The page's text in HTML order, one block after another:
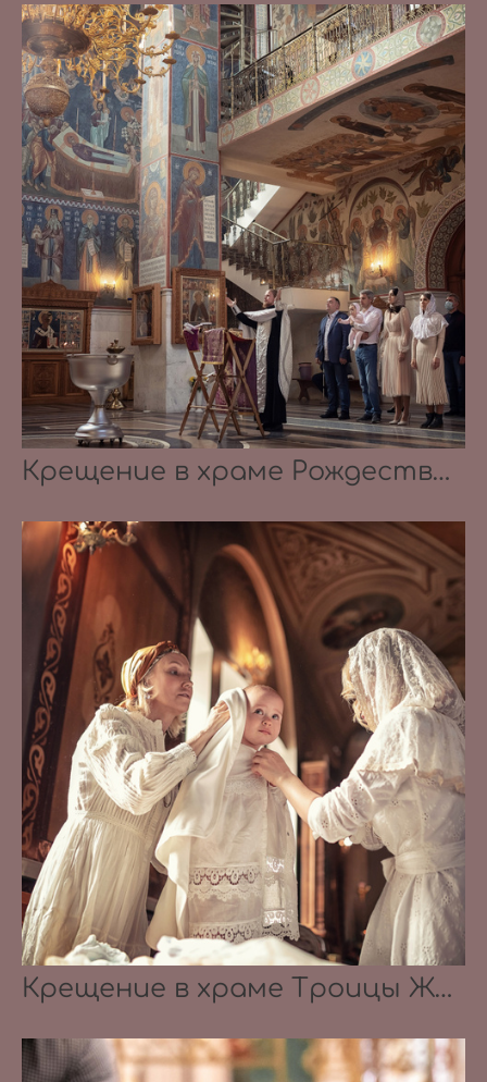
Крещение в храме Рождества Пресвятой Богородицы в Королеве 30.09.2020
Крещение в храме Троицы Живоначальной в Карачарове 21.08.2021